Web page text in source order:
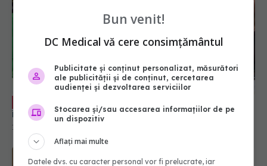
Psihologia copilului și kinetoterapia se
întâlnesc la DrPsy! Camelia Ștefan, interviu
10 oct 2025, 20:29
Bun venit!
DC Medical vă cere consimțământul
Publicitate și conținut personalizat, măsurători
ale publicității și de conținut, cercetarea
audienței și dezvoltarea serviciilor
Stocarea și/sau accesarea informațiilor de pe
un dispozitiv
Aflați mai multe
Datele dvs. cu caracter personal vor fi prelucrate, iar